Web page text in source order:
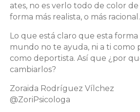
ates, no es verlo todo de color de
forma más realista, o más racional.
Lo que está claro que esta
mundo no te ayuda, ni a ti como
como deportista. Así que ¿por
cambiarlos?
Zoraida Rodríguez Vílchez
@ZoriPsicologa